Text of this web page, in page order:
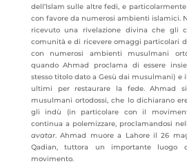
dell’Islam sulle altre fedi, e
con favore da numerosi ambienti islamici.
ricevuto una rivelazione divina che gli
comunità e di ricevere omaggi particolari
con numerosi ambienti musulmani
quando Ahmad proclama di essere
stesso titolo dato a Gesù dai musulmani) e
ultimi per restaurare la fede. Ahmad
musulmani ortodossi, che lo dichiarano
gli indù (in particolare con il
continua a polemizzare, proclamandosi
avatar. Ahmad muore a Lahore il 26
Qadian, tuttora un importante luogo
movimento.